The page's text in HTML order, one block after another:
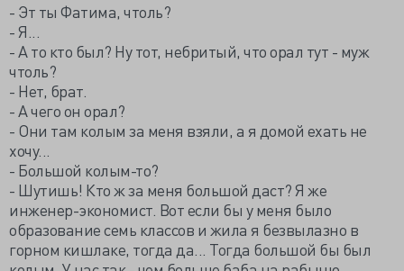
- Эт ты Фатима, чтоль?
- Я...
- А то кто был? Ну тот, небритый, что орал тут - муж
чтоль?
- Нет, брат.
- А чего он орал?
- Они там колым за меня взяли, а я домой ехать не
хочу...
- Большой колым-то?
- Шутишь! Кто ж за меня большой даст? Я же
инженер-экономист. Вот если бы у меня было
образование семь классов и жила я безвылазно в
горном кишлаке, тогда да... Тогда большой бы был